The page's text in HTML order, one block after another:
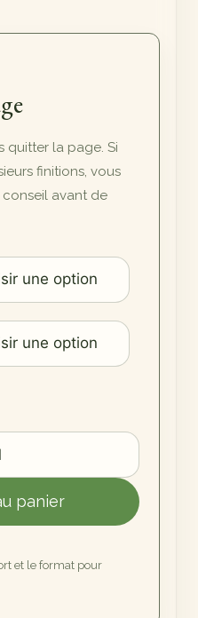
quitter la page. Si
finitions, vous
avant de
panier
et le format pour